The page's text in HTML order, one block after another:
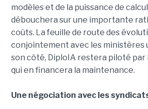
modèles et de la puissance de
débouchera sur une importante
coûts. La feuille de route des
conjointement avec les ministères
son côté, DiploIA restera piloté par
qui en financera la maintenance.
Une négociation avec les